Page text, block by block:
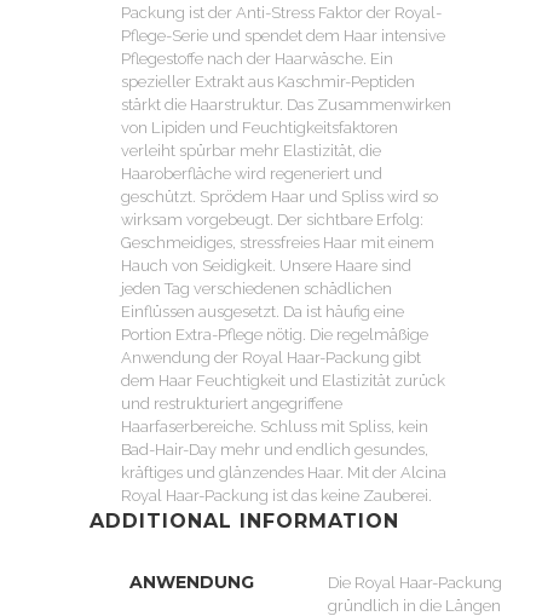
Packung ist der Anti-Stress Faktor der Royal-
Pflege-Serie und spendet dem Haar intensive
Pflegestoffe nach der Haarwäsche. Ein
spezieller Extrakt aus Kaschmir-Peptiden
stärkt die Haarstruktur. Das Zusammenwirken
von Lipiden und Feuchtigkeitsfaktoren
verleiht spürbar mehr Elastizität, die
Haaroberfläche wird regeneriert und
geschützt. Sprödem Haar und Spliss wird so
wirksam vorgebeugt. Der sichtbare Erfolg:
Geschmeidiges, stressfreies Haar mit einem
Hauch von Seidigkeit. Unsere Haare sind
jeden Tag verschiedenen schädlichen
Einflüssen ausgesetzt. Da ist häufig eine
Portion Extra-Pflege nötig. Die regelmäßige
Anwendung der Royal Haar-Packung gibt
dem Haar Feuchtigkeit und Elastizität zurück
und restrukturiert angegriffene
Haarfaserbereiche. Schluss mit Spliss, kein
Bad-Hair-Day mehr und endlich gesundes,
kräftiges und glänzendes Haar. Mit der Alcina
Royal Haar-Packung ist das keine Zauberei.
ADDITIONAL INFORMATION
ANWENDUNG
Die Royal Haar-Packung
gründlich in die Längen